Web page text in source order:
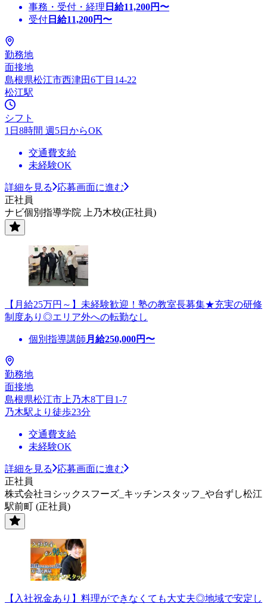
事務・受付・経理 日給11,200円〜
受付 日給11,200円〜
勤務地
面接地
島根県松江市西津田6丁目14-22
松江駅
シフト
1日8時間 週5日からOK
交通費支給
未経験OK
詳細を見る
応募画面に進む
正社員
ナビ個別指導学院 上乃木校(正社員)
【月給25万円～】未経験歓迎！塾の教室長募集★充実の研修
制度あり◎エリア外への転勤なし
個別指導講師 月給250,000円〜
勤務地
面接地
島根県松江市上乃木8丁目1-7
乃木駅より徒歩23分
交通費支給
未経験OK
詳細を見る
応募画面に進む
正社員
株式会社ヨシックスフーズ_キッチンスタッフ_や台ずし松江
駅前町 (正社員)
【入社祝金あり】料理ができなくても大丈夫◎地域で安定し